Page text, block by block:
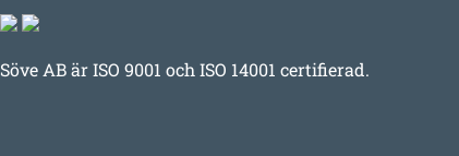
Söve AB är ISO 9001 och ISO 14001 certifierad.